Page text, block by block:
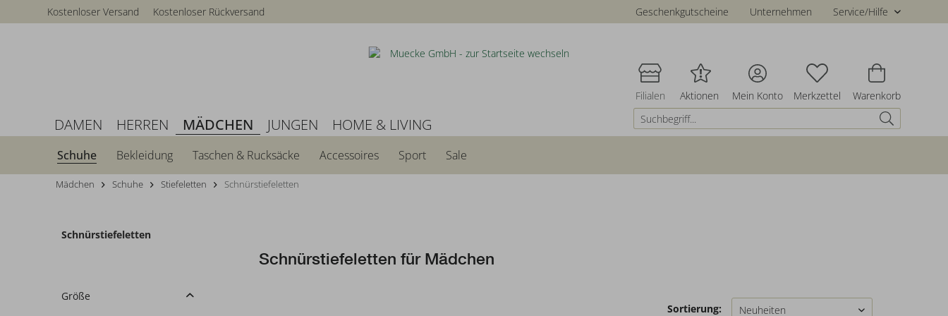
Kostenloser Versand Kostenloser Rückversand Geschenkgutscheine Unternehmen Service/Hilfe
Filialen Aktionen Mein Konto Merkzettel Warenkorb
DAMEN HERREN MÄDCHEN JUNGEN HOME & LIVING
Schuhe Bekleidung Taschen & Rucksäcke Accessoires Sport Sale
Mädchen Schuhe Stiefeletten Schnürstiefeletten
Schnürstiefeletten
Größe
Schnürstiefeletten für Mädchen
Sortierung: